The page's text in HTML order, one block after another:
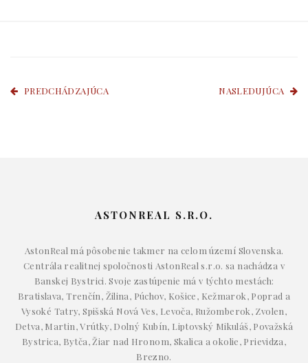
PREDCHÁDZAJÚCA NASLEDUJÚCA
ASTONREAL S.R.O.
AstonReal má pôsobenie takmer na celom území Slovenska.
Centrála realitnej spoločnosti AstonReal s.r.o. sa nachádza v
Banskej Bystrici. Svoje zastúpenie má v týchto mestách:
Bratislava, Trenčín, Žilina, Púchov, Košice, Kežmarok, Poprad a
Vysoké Tatry, Spišská Nová Ves, Levoča, Ružomberok, Zvolen,
Detva, Martin, Vrútky, Dolný Kubín, Liptovský Mikuláš, Považská
Bystrica, Bytča, Žiar nad Hronom, Skalica a okolie, Prievidza,
Brezno.